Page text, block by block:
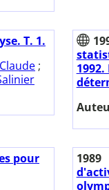
T. 1.
;
pour
1989